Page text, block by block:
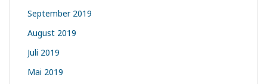
September 2019
August 2019
Juli 2019
Mai 2019